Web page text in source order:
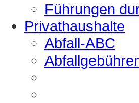
Führungen
Privathaushalte
Abfall-ABC